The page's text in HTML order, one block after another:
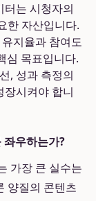
는 시청자의
한 자산입니다.
지율과 참여도
심 목표입니다.
, 성과 측정의
장시켜야 합니
좌우하는가?
가장 큰 실수는
양질의 콘텐츠